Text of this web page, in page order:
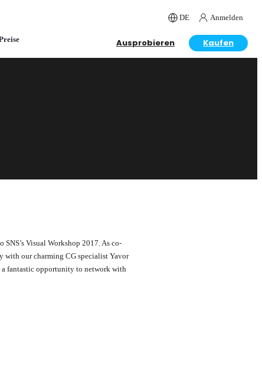
DE Anmelden
Ausprobieren Kaufen
Visual Workshop 2017. As co-
with our charming CG specialist Yavor
fantastic opportunity to network with